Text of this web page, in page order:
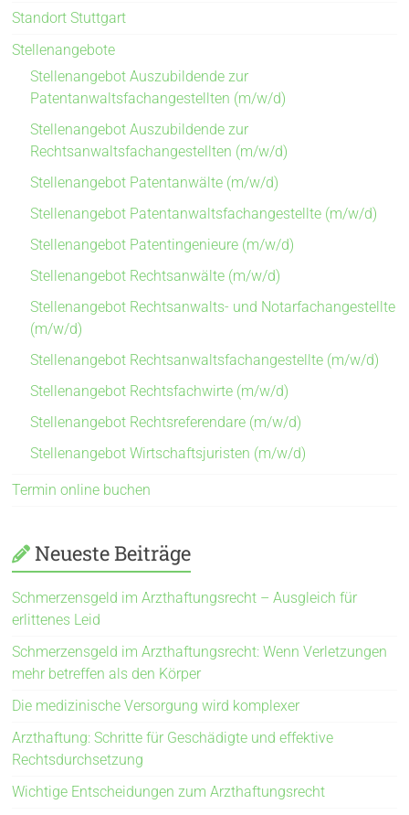
Standort Stuttgart
Stellenangebote
Stellenangebot Auszubildende zur
Patentanwaltsfachangestellten (m/w/d)
Stellenangebot Auszubildende zur
Rechtsanwaltsfachangestellten (m/w/d)
Stellenangebot Patentanwälte (m/w/d)
Stellenangebot Patentanwaltsfachangestellte (m/w/d)
Stellenangebot Patentingenieure (m/w/d)
Stellenangebot Rechtsanwälte (m/w/d)
Stellenangebot Rechtsanwalts- und Notarfachangestellte
(m/w/d)
Stellenangebot Rechtsanwaltsfachangestellte (m/w/d)
Stellenangebot Rechtsfachwirte (m/w/d)
Stellenangebot Rechtsreferendare (m/w/d)
Stellenangebot Wirtschaftsjuristen (m/w/d)
Termin online buchen
Neueste Beiträge
Schmerzensgeld im Arzthaftungsrecht – Ausgleich für
erlittenes Leid
Schmerzensgeld im Arzthaftungsrecht: Wenn Verletzungen
mehr betreffen als den Körper
Die medizinische Versorgung wird komplexer
Arzthaftung: Schritte für Geschädigte und effektive
Rechtsdurchsetzung
Wichtige Entscheidungen zum Arzthaftungsrecht